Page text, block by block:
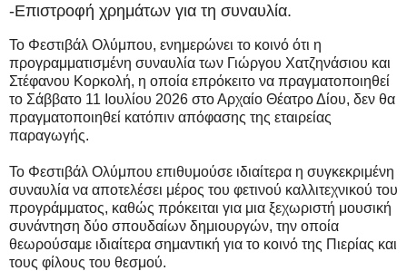
-Επιστροφή χρημάτων για τη συναυλία.
Το Φεστιβάλ Ολύμπου, ενημερώνει το κοινό ότι η
προγραμματισμένη συναυλία των Γιώργου Χατζηνάσιου και
Στέφανου Κορκολή, η οποία επρόκειτο να πραγματοποιηθεί
το Σάββατο 11 Ιουλίου 2026 στο Αρχαίο Θέατρο Δίου, δεν θα
πραγματοποιηθεί κατόπιν απόφασης της εταιρείας
παραγωγής.
Το Φεστιβάλ Ολύμπου επιθυμούσε ιδιαίτερα η συγκεκριμένη
συναυλία να αποτελέσει μέρος του φετινού καλλιτεχνικού του
προγράμματος, καθώς πρόκειται για μια ξεχωριστή μουσική
συνάντηση δύο σπουδαίων δημιουργών, την οποία
θεωρούσαμε ιδιαίτερα σημαντική για το κοινό της Πιερίας και
τους φίλους του θεσμού.